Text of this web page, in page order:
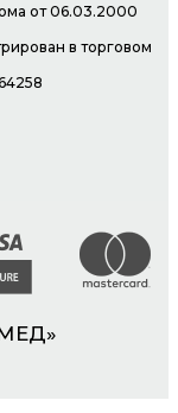
от 06.03.2000
в торговом